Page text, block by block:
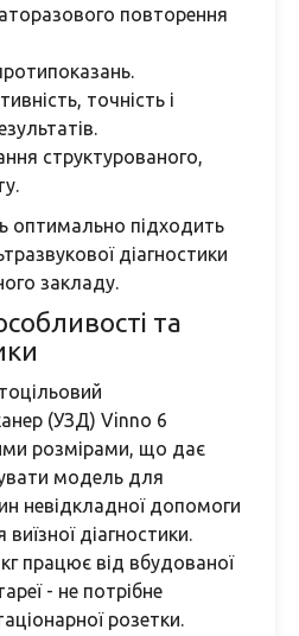
повторення
точність і
структурованого,
оптимально підходить
діагностики
закладу.
та
(УЗД) Vinno 6
розмірами, що дає
модель для
невідкладної допомоги
діагностики.
працює від вбудованої
- не потрібне
розетки.